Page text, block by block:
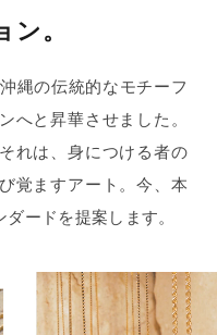
。
縄の伝統的なモチーフ
へと昇華させました。
れは、身につける者の
覚ますアート。今、本
ードを提案します。